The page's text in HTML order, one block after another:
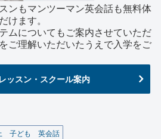
ンもマンツーマン英会話も無料体
けます。
ムについてもご案内させていただ
ご理解いただいたうえで入学をご
ッスン・スクール案内
子ども 英会話